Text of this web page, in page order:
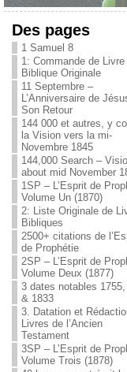
Des pages
1 Samuel 8
1: Commande de Livre
Biblique Originale
11 Septembre –
L’Anniversaire de
Son Retour
144 000 et autres, y
la Vision vers la mi-
Novembre 1845
144,000 Search –
about mid November
1SP – L’Esprit de
Volume Un (1870)
2: Liste Originale de
Bibliques
2500+ citations de
de Prophétie
2SP – L’Esprit de
Volume Deux (1877)
3 dates notables
& 1833
3. Datation et
Livres de l’Ancien
Testament
3SP – L’Esprit de
Volume Trois (1878)